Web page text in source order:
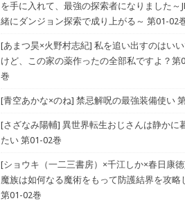
を手に入れて、最強の探索者になりました～
緒にダンジョン探索で成り上がる～ 第01-02
[あまつ昊×火野村志紀] 私を追い出すのはい
けど、この家の薬作ったの全部私ですよ？第
巻
[青空あかな×のね] 禁忌解呪の最強装備使い
[さざなみ陽輔] 異世界転生おじさんは静かに
たい 第01-02巻
[ショウキ（一二三書房）×千江しか×春日康
魔族は如何なる魔術をもって防護結界を攻略
第01-02巻